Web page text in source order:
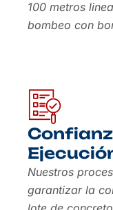
100 metros
bombeo con
Nuestros
garantizar la